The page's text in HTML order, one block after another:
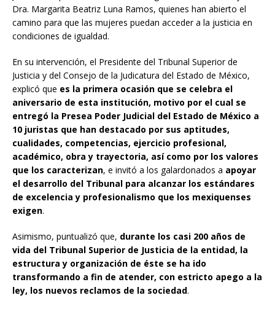
Dra. Margarita Beatriz Luna Ramos, quienes han abierto el
camino para que las mujeres puedan acceder a la justicia en
condiciones de igualdad.
En su intervención, el Presidente del Tribunal Superior de
Justicia y del Consejo de la Judicatura del Estado de México,
explicó que es la primera ocasión que se celebra el
aniversario de esta institución, motivo por el cual se
entregó la Presea Poder Judicial del Estado de México a
10 juristas que han destacado por sus aptitudes,
cualidades, competencias, ejercicio profesional,
académico, obra y trayectoria, así como por los valores
que los caracterizan, e invitó a los galardonados a apoyar
el desarrollo del Tribunal para alcanzar los estándares
de excelencia y profesionalismo que los mexiquenses
exigen.
Asimismo, puntualizó que, durante los casi 200 años de
vida del Tribunal Superior de Justicia de la entidad, la
estructura y organización de éste se ha ido
transformando a fin de atender, con estricto apego a la
ley, los nuevos reclamos de la sociedad.